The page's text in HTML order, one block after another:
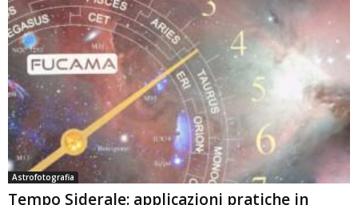
Astrofotografia
Tempo Siderale: applicazioni pratiche in